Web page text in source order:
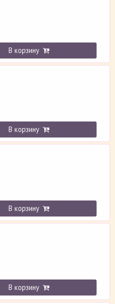
В корзину
В корзину
В корзину
В корзину